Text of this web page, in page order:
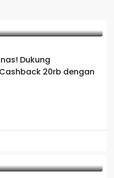
Dukung
20rb dengan